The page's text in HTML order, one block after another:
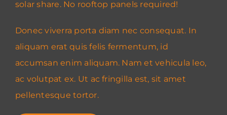
solar share. No rooftop panels required!
Donec viverra porta diam nec consequat. In
aliquam erat quis felis fermentum, id
accumsan enim aliquam. Nam et vehicula leo,
ac volutpat ex. Ut ac fringilla est, sit amet
pellentesque tortor.